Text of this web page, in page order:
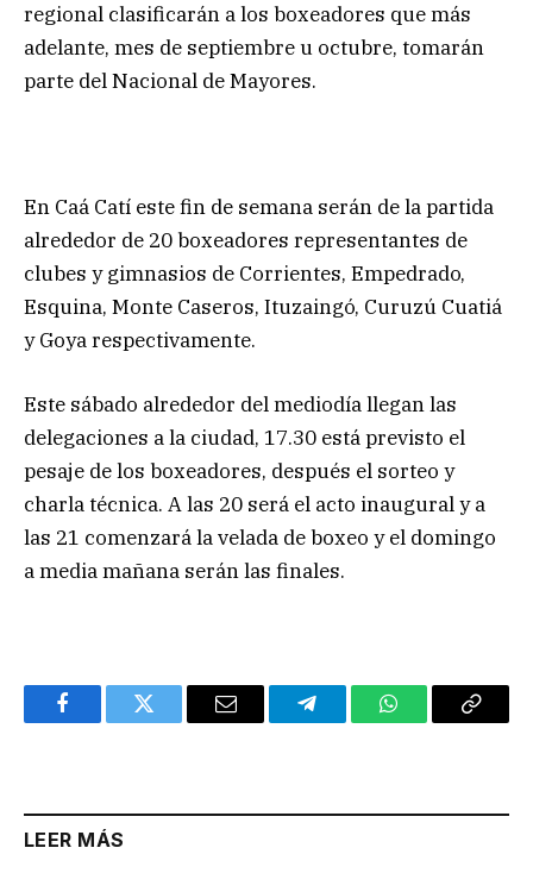
regional clasificarán a los boxeadores que más
adelante, mes de septiembre u octubre, tomarán
parte del Nacional de Mayores.
En Caá Catí este fin de semana serán de la partida
alrededor de 20 boxeadores representantes de
clubes y gimnasios de Corrientes, Empedrado,
Esquina, Monte Caseros, Ituzaingó, Curuzú Cuatiá
y Goya respectivamente.
Este sábado alrededor del mediodía llegan las
delegaciones a la ciudad, 17.30 está previsto el
pesaje de los boxeadores, después el sorteo y
charla técnica. A las 20 será el acto inaugural y a
las 21 comenzará la velada de boxeo y el domingo
a media mañana serán las finales.
FacebookTwitter Email TelegramWhatsAppCopy
LEER MÁS